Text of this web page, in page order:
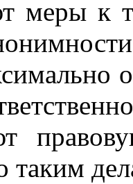
меры к
таким